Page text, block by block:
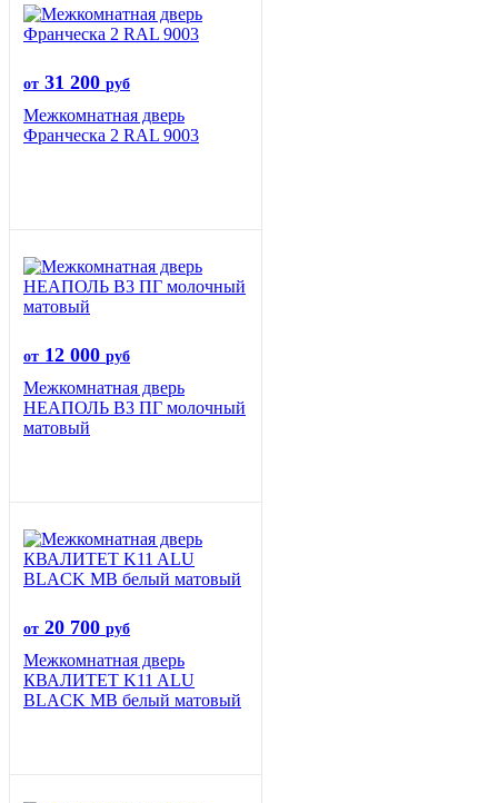
от 31 200 руб
Межкомнатная дверь
Франческа 2 RAL 9003
от 12 000 руб
Межкомнатная дверь
НЕАПОЛЬ В3 ПГ молочный
матовый
от 20 700 руб
Межкомнатная дверь
КВАЛИТЕТ K11 ALU
BLACK MB белый матовый